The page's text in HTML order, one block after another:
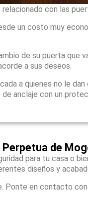
con las
un costo muy
de su puerta que
a sus deseos.
a quienes no le
anclaje con un
de
para tu casa o
diseños y
Ponte en contacto